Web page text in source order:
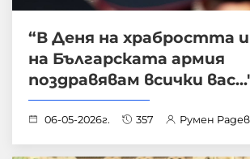
“В Деня на храбростта
на Българската армия
поздравявам всички
06-05-2026г. 357 Румен Радев